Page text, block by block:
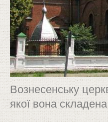
Вознесенську
якої вона